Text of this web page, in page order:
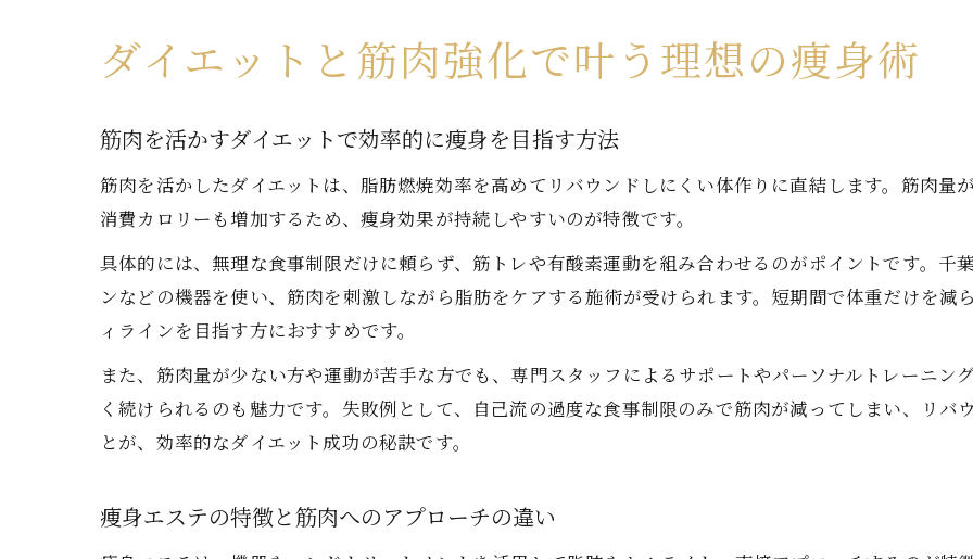
痩身を目指す女性へ新時代のサロン活用法
ダイエット効果を高める新時代の痩身サロン事情
千葉県女性が選ぶダイエット・筋肉痩身サロンの魅
痩身と筋肉ケアを両立できる最新サロン活用法
サロン選びで失敗しないダイエット・筋肉の秘訣
効率重視なら筋肉アプローチで痩身サロン体験
筋肉を意識したダイエットが痩身成功の秘訣
筋肉と痩身を両立する千葉県のサロン活用術
ダイエット成果を実感できる筋肉重視の痩身法
ダイエットや筋肉痩身が停滞する原因と対策法
ダイエットと筋肉強化で叶う理想の痩身術
筋肉を活かすダイエットで効率的に痩身を目指す方法
筋肉を活かしたダイエットは、脂肪燃焼効率を高めてリバウンドしにくい体作りに直結します。筋肉量
消費カロリーも増加するため、痩身効果が持続しやすいのが特徴です。
具体的には、無理な食事制限だけに頼らず、筋トレや有酸素運動を組み合わせるのがポイントです。千
ンなどの機器を使い、筋肉を刺激しながら脂肪をケアする施術が受けられます。短期間で体重だけを
ィラインを目指す方におすすめです。
また、筋肉量が少ない方や運動が苦手な方でも、専門スタッフによるサポートやパーソナルトレーニン
く続けられるのも魅力です。失敗例として、自己流の過度な食事制限のみで筋肉が減ってしまい、リバ
とが、効率的なダイエット成功の秘訣です。
痩身エステの特徴と筋肉へのアプローチの違い